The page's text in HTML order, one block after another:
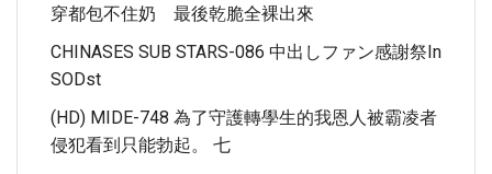
穿都包不住奶 最後乾脆全裸出來
CHINASES SUB STARS-086 中出しファン感謝祭in
SODst
(HD) MIDE-748 為了守護轉學生的我恩人被霸凌者
侵犯看到只能勃起。 七